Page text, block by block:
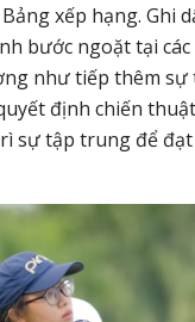
xếp hạng. Ghi
bước ngoặt tại
như tiếp thêm
định chiến
sự tập trung để